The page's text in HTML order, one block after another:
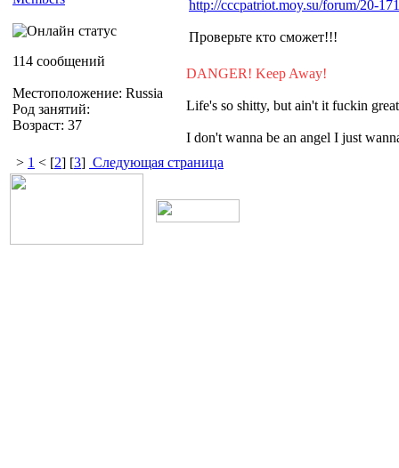
114 сообщений
Местоположение: Russia
Род занятий:
Возраст: 37
http://cccpatriot.moy.su/forum/20-
Проверьте кто сможет!!!
DANGER! Keep Away!
Life's so shitty, but ain't it fuckin
I don't wanna be an angel I just
> 1 < [2] [3] Следующая страница